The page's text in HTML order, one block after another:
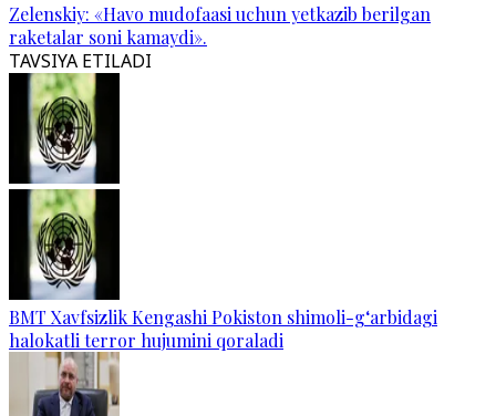
Zelenskiy: «Havo mudofaasi uchun yetkazib berilgan
raketalar soni kamaydi».
TAVSIYA ETILADI
BMT Xavfsizlik Kengashi Pokiston shimoli-g‘arbidagi
halokatli terror hujumini qoraladi